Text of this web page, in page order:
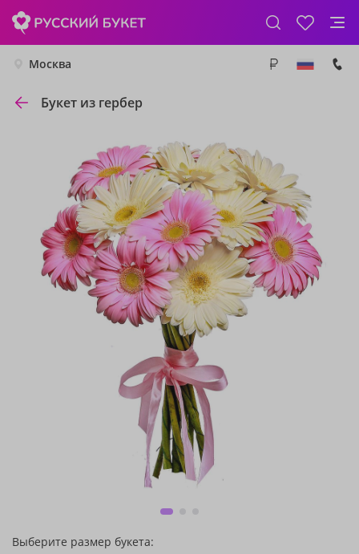
Москва
Букет из гербер
Выберите размер букета: